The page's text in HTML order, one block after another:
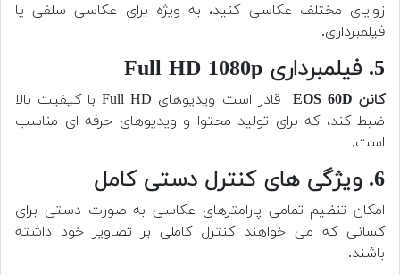
زوایای مختلف عکاسی کنید، به ویژه برای عکاسی سلفی یا
فیلمبرداری.
5. فیلمبرداری Full HD 1080p
کانن EOS 60D
قادر است ویدیوهای Full HD با کیفیت بالا
ضبط کند، که برای تولید محتوا و ویدیوهای حرفه ای مناسب
است.
6. ویژگی های کنترل دستی کامل
امکان تنظیم تمامی پارامترهای عکاسی به صورت دستی برای
کسانی که می خواهند کنترل کاملی بر تصاویر خود داشته
باشند.